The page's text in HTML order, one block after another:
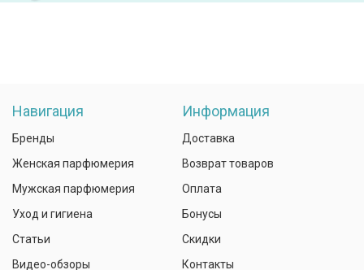
Навигация
Бренды
Женская парфюмерия
Мужская парфюмерия
Уход и гигиена
Статьи
Видео-обзоры
Информация
Доставка
Возврат товаров
Оплата
Бонусы
Скидки
Контакты